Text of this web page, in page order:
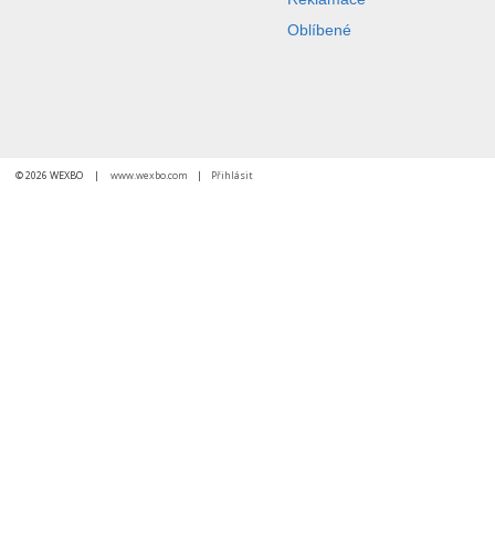
Oblíbené
© 2026 WEXBO | www.wexbo.com | Přihlásit